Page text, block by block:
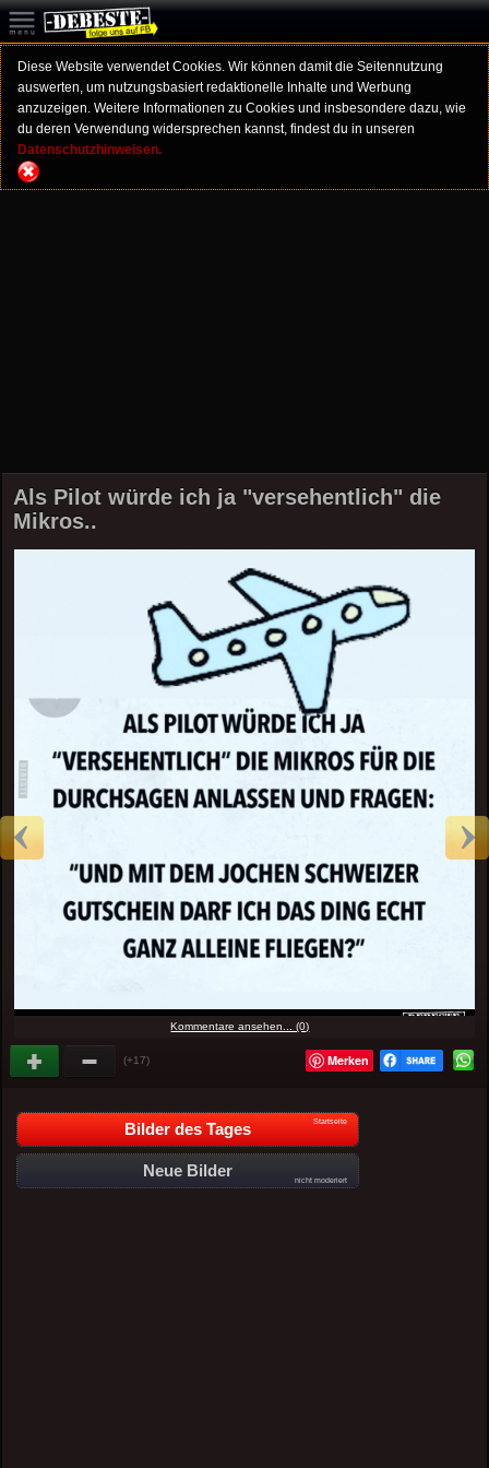
Diese Website verwendet Cookies. Wir können damit die Seitennutzung
auswerten, um nutzungsbasiert redaktionelle Inhalte und Werbung
anzuzeigen. Weitere Informationen zu Cookies und insbesondere dazu, wie
du deren Verwendung widersprechen kannst, findest du in unseren
Datenschutzhinweisen.
Als Pilot würde ich ja "versehentlich" die
Mikros..
Kommentare ansehen... (0)
(+17) Merken
Bilder des Tages Startseite
Neue Bilder
nicht moderiert